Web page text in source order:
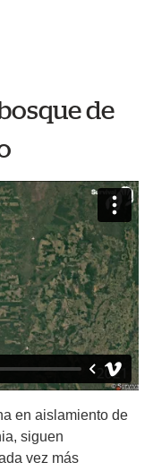
de
en aislamiento de
siguen
vez más